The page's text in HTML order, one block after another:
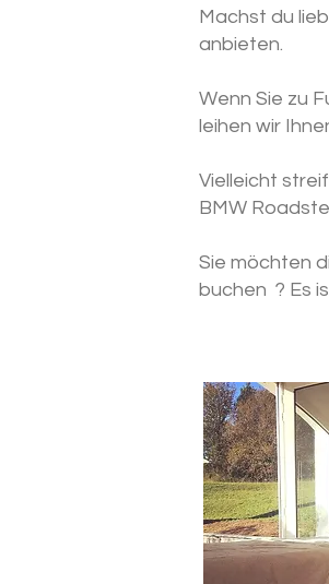
Machst du
anbieten.
Wenn Sie zu
leihen wir
Vielleicht
BMW
Sie möchten
buchen ? Es